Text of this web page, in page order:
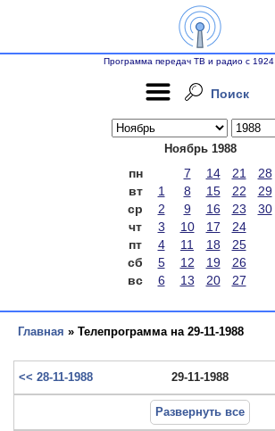
Программа передач ТВ и радио с 1924
Поиск
Ноябрь 1988
пн 7 14 21
28
вт
1 8 15 22
29
ср
2 9 16 23
30
чт
3 10 17
24
пт
4 11 18
25
сб
5 12 19
26
вс
6 13 20 27
Главная » Телепрограмма на 29-11-1988
<< 28-11-1988 29-11-1988
Развернуть все